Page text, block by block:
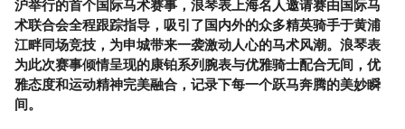
沪举行的首个国际马术赛事，浪琴表上海名人邀请赛由国际马
术联合会全程跟踪指导，吸引了国内外的众多精英骑手于黄浦
江畔同场竞技，为申城带来一袭激动人心的马术风潮。浪琴表
为此次赛事倾情呈现的康铂系列腕表与优雅骑士配合无间，优
雅态度和运动精神完美融合，记录下每一个跃马奔腾的美妙瞬
间。